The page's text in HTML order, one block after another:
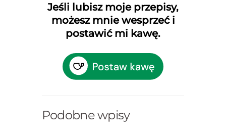
Jeśli lubisz moje przepisy,
możesz mnie wesprzeć i
postawić mi kawę.
Podobne wpisy